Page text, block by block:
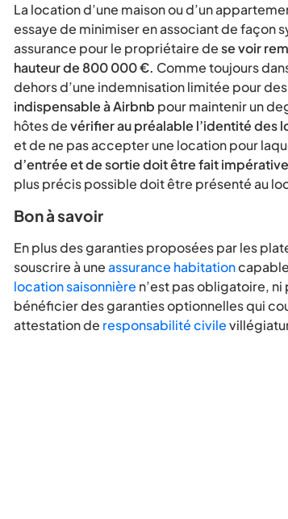
La location d’une maison ou d’un
essaye de minimiser en associant de façon
assurance pour le propriétaire dese voir
hauteur de 800 000 €. Comme toujours
dehors d’une indemnisation limitée pour
indispensable à Airbnb pour maintenir un
hôtes devérifier au préalable l’identité des
et de ne pas accepter une location pour
d’entrée et de sortie doit être fait
plus précis possible doit être présenté au
Bon à savoir
En plus des garanties proposées par les
souscrire à uneassurance habitation
location saisonnière n’est pas obligatoire,
bénéficier des garanties optionnelles qui
attestation de responsabilité civile